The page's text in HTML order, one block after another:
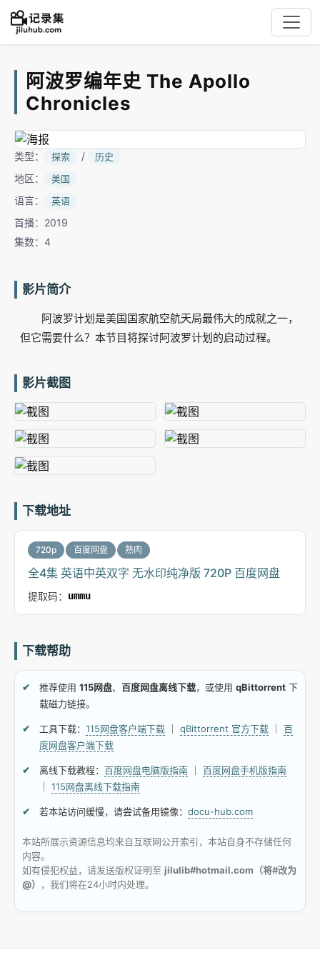
阿波罗编年史 The Apollo
Chronicles
类型： 探索 / 历史
地区： 美国
语言： 英语
首播：2019
集数：4
影片简介
阿波罗计划是美国国家航空航天局最伟大的成就之一，
但它需要什么？本节目将探讨阿波罗计划的启动过程。
影片截图
下载地址
720p 百度网盘 熟肉
全4集 英语中英双字 无水印纯净版 720P 百度网盘
提取码： ummu
下载帮助
推荐使用 115网盘、 百度网盘离线下载，或使用 qBittorrent 下
载磁力链接。
工具下载： 115网盘客户端下载 qBittorrent 官方下载
百
度网盘客户端下载
离线下载教程： 百度网盘电脑版指南
百度网盘手机版指南
115网盘离线下载指南
若本站访问缓慢，请尝试备用镜像： docu-hub.com
本站所展示资源信息均来自互联网公开索引，本站自身不存储任何
内容。
如有侵犯权益，请发送版权证明至 jilulib#hotmail.com（将#改为
@）
，我们将在24小时内处理。